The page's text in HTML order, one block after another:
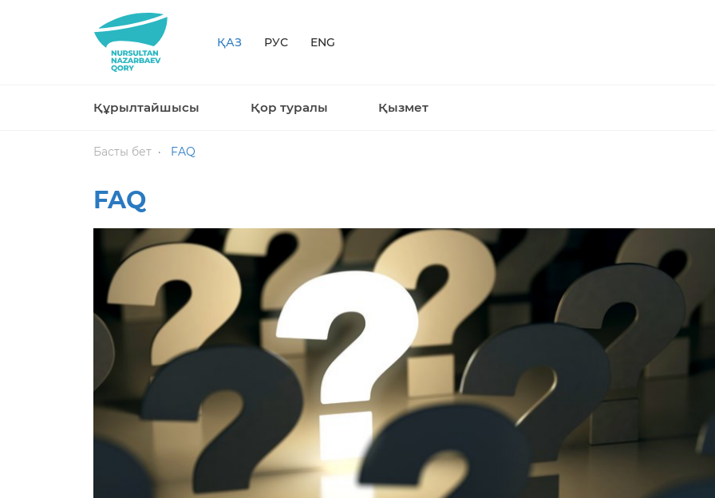
ҚАЗ РУС ENG
Құрылтайшысы Қор туралы Қызмет
Басты бет FAQ
FAQ